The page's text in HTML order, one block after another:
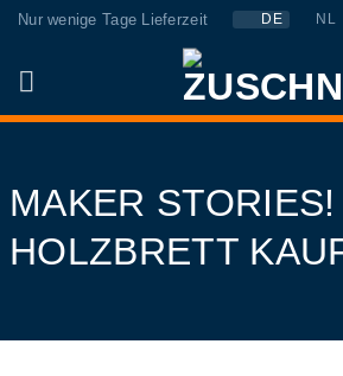
Zum
springen
Nur wenige Tage Lieferzeit DE NL
MAKER STORIES!
HOLZBRETT